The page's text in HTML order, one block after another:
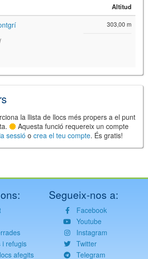
©Leaflet
Altitud
303,00 m
la llista de llocs més propers a el punt
Aquesta funció requereix un compte
sessió o crea el teu compte. És gratis!
i refugis
afegits
Segueix-nos a:
Facebook
Youtube
Instagram
Twitter
Telegram